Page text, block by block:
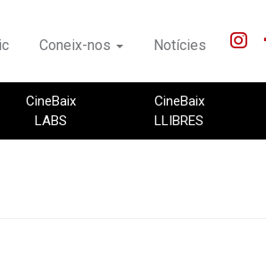
Coneix-nos Notícies
CineBaix
LABS
CineBaix
LLIBRES